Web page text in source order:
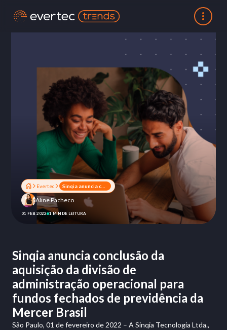
Evertec
Aline Pacheco
01 FEB 2022 1 MIN DE LEITURA
Sinqia anuncia conclusão da
aquisição da divisão de
administração operacional para
fundos fechados de previdência da
Mercer Brasil
São Paulo, 01 de fevereiro de 2022 – A Sinqia Tecnologia Ltda.,